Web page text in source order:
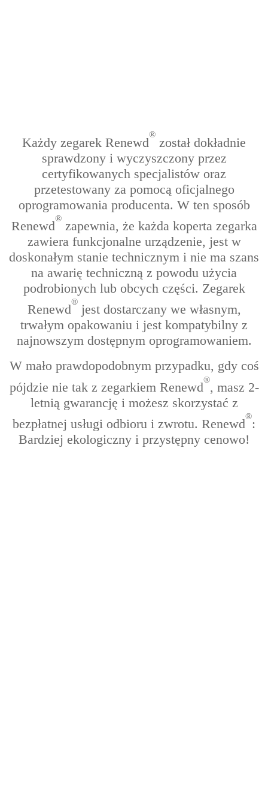
Każdy zegarek Renewd
®
został dokładnie
sprawdzony i wyczyszczony przez
certyfikowanych specjalistów oraz
przetestowany za pomocą oficjalnego
oprogramowania producenta. W ten sposób
Renewd
®
zapewnia, że każda koperta zegarka
zawiera funkcjonalne urządzenie, jest w
doskonałym stanie technicznym i nie ma szans
na awarię techniczną z powodu użycia
podrobionych lub obcych części. Zegarek
Renewd
®
jest dostarczany we własnym,
trwałym opakowaniu i jest kompatybilny z
najnowszym dostępnym oprogramowaniem.
W mało prawdopodobnym przypadku, gdy coś
pójdzie nie tak z zegarkiem Renewd
®
, masz 2-
letnią gwarancję i możesz skorzystać z
bezpłatnej usługi odbioru i zwrotu. Renewd
®
:
Bardziej ekologiczny i przystępny cenowo!